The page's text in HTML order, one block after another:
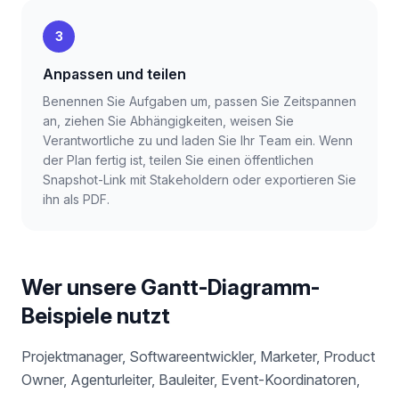
3
Anpassen und teilen
Benennen Sie Aufgaben um, passen Sie Zeitspannen
an, ziehen Sie Abhängigkeiten, weisen Sie
Verantwortliche zu und laden Sie Ihr Team ein. Wenn
der Plan fertig ist, teilen Sie einen öffentlichen
Snapshot-Link mit Stakeholdern oder exportieren Sie
ihn als PDF.
Wer unsere Gantt-Diagramm-
Beispiele nutzt
Projektmanager, Softwareentwickler, Marketer, Product
Owner, Agenturleiter, Bauleiter, Event-Koordinatoren,